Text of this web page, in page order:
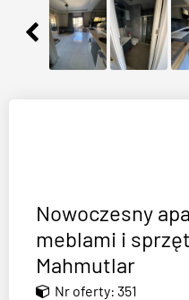
Nowoczesny
meblami i
Mahmutlar
Nr oferty: 351